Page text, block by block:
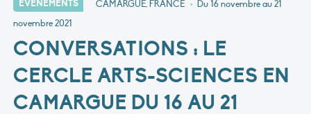
EVÉNEMENTS CAMARGUE, FRANCE • Du 16 novembre au 21
novembre 2021
CONVERSATIONS : LE
CERCLE ARTS-SCIENCES EN
CAMARGUE DU 16 AU 21